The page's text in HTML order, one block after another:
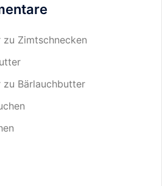
zu Zimtschnecken
zu Bärlauchbutter